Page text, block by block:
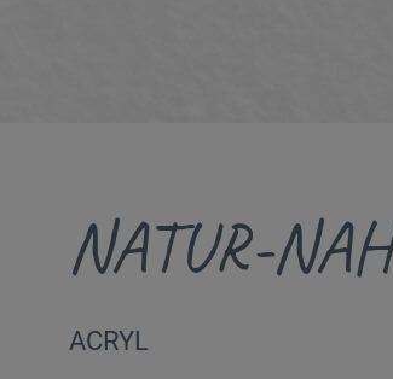
NATUR-NAH
ACRYL